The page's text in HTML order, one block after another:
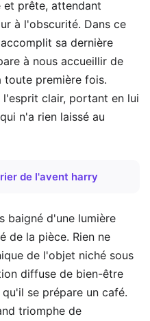
et prête, attendant
à l'obscurité. Dans ce
sa dernière
à nous accueillir de
toute première fois.
clair, portant en lui
n'a rien laissé au
de l'avent harry
baigné d'une lumière
de la pièce. Rien ne
de l'objet niché sous
diffuse de bien-être
se prépare un café.
triomphe de